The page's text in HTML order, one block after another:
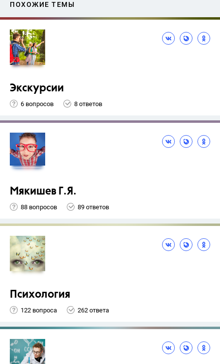
ПОХОЖИЕ ТЕМЫ
Экскурсии
6 вопросов 8 ответов
Мякишев Г.Я.
88 вопросов 89 ответов
Психология
122 вопроса 262 ответа